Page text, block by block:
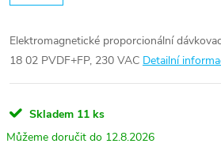
Elektromagnetické proporcionální
18 02 PVDF+FP, 230 VAC Detailní
Skladem 11 ks
12.8.2026